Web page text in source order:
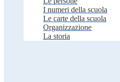
I numeri della scuola
Le carte della scuola
Organizzazione
La storia